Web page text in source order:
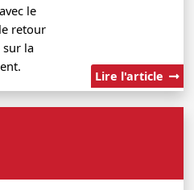
le
retour
sur la
Lire l'article